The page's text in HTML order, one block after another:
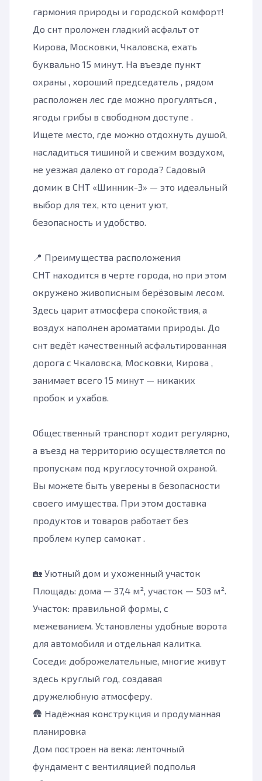
гармония природы и городской комфорт!
До снт проложен гладкий асфальт от
Кирова, Московки, Чкаловска, ехать
буквально 15 минут. На въезде пункт
охраны , хороший председатель , рядом
расположен лес где можно прогуляться ,
ягоды грибы в свободном доступе .
Ищете место, где можно отдохнуть душой,
насладиться тишиной и свежим воздухом,
не уезжая далеко от города? Садовый
домик в СНТ «Шинник-3» — это идеальный
выбор для тех, кто ценит уют,
безопасность и удобство.
📍 Преимущества расположения
СНТ находится в черте города, но при этом
окружено живописным берёзовым лесом.
Здесь царит атмосфера спокойствия, а
воздух наполнен ароматами природы. До
снт ведёт качественный асфальтированная
дорога с Чкаловска, Московки, Кирова ,
занимает всего 15 минут — никаких
пробок и ухабов.
Общественный транспорт ходит регулярно,
а въезд на территорию осуществляется по
пропускам под круглосуточной охраной.
Вы можете быть уверены в безопасности
своего имущества. При этом доставка
продуктов и товаров работает без
проблем купер самокат .
🏡 Уютный дом и ухоженный участок
Площадь: дома — 37,4 м², участок — 503 м².
Участок: правильной формы, с
межеванием. Установлены удобные ворота
для автомобиля и отдельная калитка.
Соседи: доброжелательные, многие живут
здесь круглый год, создавая
дружелюбную атмосферу.
🛖 Надёжная конструкция и продуманная
планировка
Дом построен на века: ленточный
фундамент с вентиляцией подполья